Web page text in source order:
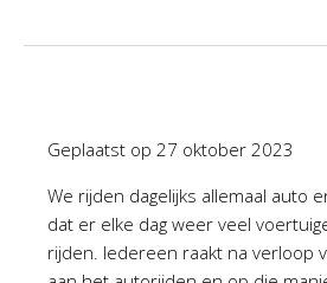
Geplaatst op 27 oktober 2023
We rijden dagelijks allemaal auto
dat er elke dag weer veel
rijden. Iedereen raakt na verloop